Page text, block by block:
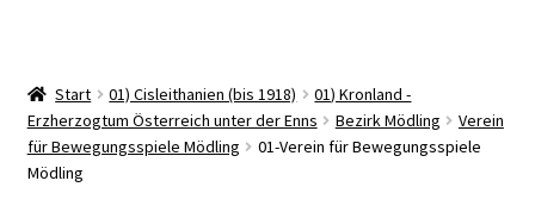
Start 01) Cisleithanien (bis 1918)
01) Kronland -
Erzherzogtum Österreich unter der Enns
Bezirk Mödling
Verein
für Bewegungsspiele Mödling
01-Verein für Bewegungsspiele
Mödling